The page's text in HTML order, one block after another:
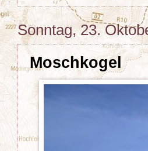
Sonntag, 23.
Moschkogel